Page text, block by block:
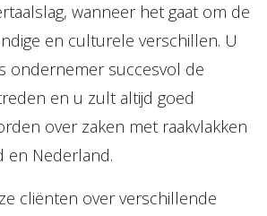
wanneer het gaat om de
en culturele verschillen. U
ondernemer succesvol de
en u zult altijd goed
over zaken met raakvlakken
en Nederland.
cliënten over verschillende